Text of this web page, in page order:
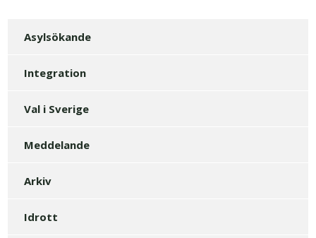
Asylsökande
Integration
Val i Sverige
Meddelande
Arkiv
Idrott